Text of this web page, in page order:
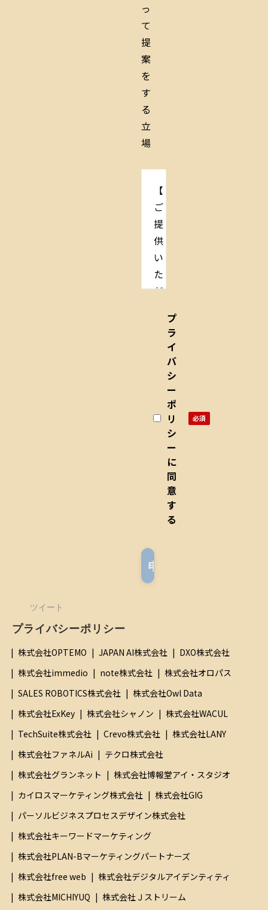
っ
て
提
案
を
す
る
立
場
【
ご
提
供
い
た
だ
取
●
申
し
込
み
に
し
て
、
以
事
項
に
プ
ラ
イ
バ
シ
ー
ポ
リ
シ
ー
に
同
意
す
る
ツイート
プライバシーポリシー
株式会社OPTEMO
JAPAN AI株式会社
DXO株式会社
株式会社immedio
note株式会社
株式会社オロパス
SALES ROBOTICS株式会社
株式会社Owl Data
株式会社ExKey
株式会社シャノン
株式会社WACUL
TechSuite株式会社
Crevo株式会社
株式会社LANY
株式会社ファネルAi
テクロ株式会社
株式会社グランネット
株式会社博報堂アイ・スタジオ
カイロスマーケティング株式会社
株式会社GIG
パーソルビジネスプロセスデザイン株式会社
株式会社キーワードマーケティング
株式会社PLAN-Bマーケティングパートナーズ
株式会社free web
株式会社デジタルアイデンティティ
株式会社MICHIYUQ
株式会社Ｊストリーム